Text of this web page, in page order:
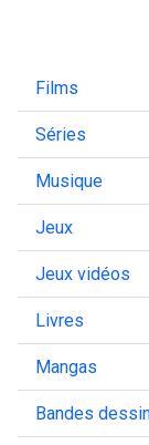
Films
Séries
Musique
Jeux
Jeux vidéos
Livres
Mangas
Bandes